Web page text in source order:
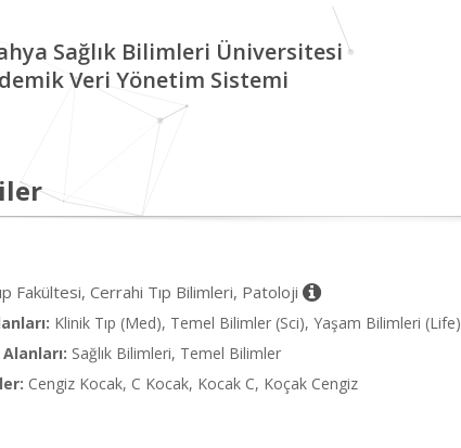
Sağlık Bilimleri Üniversitesi
Veri Yönetim Sistemi
Fakültesi, Cerrahi Tıp Bilimleri, Patoloji
Klinik Tıp (Med), Temel Bilimler (Sci), Yaşam Bilimleri (Life)
Sağlık Bilimleri, Temel Bilimler
Cengiz Kocak, C Kocak, Kocak C, Koçak Cengiz